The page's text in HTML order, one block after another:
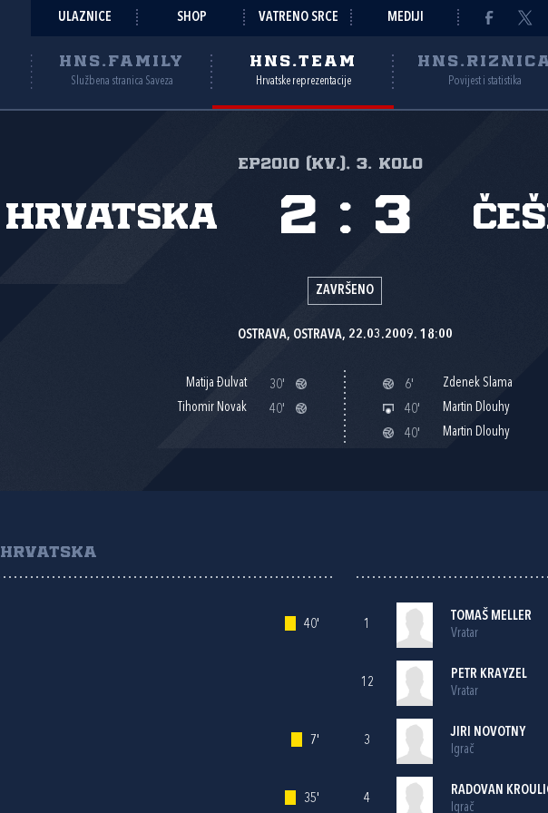
ULAZNICE SHOP VATRENO SRCE MEDIJI
HNS.FAMILY
Službena stranica Saveza
HNS.TEAM
Hrvatske reprezentacije Povijest i statistika
EP2010 (kv.), 3. kolo
Hrvatska 2 : 3
ZAVRŠENO
OSTRAVA, OSTRAVA, 22.03.2009. 18:00
Matija Đulvat
30'
Tihomir Novak
40'
6'
Zdenek Slama
40'
Martin Dlouhy
40'
Martin Dlouhy
HRVATSKA
40'
7'
35'
1
TOMAŠ MELLER
Vratar
12
PETR KRAYZEL
Vratar
3
JIRI NOVOTNY
Igrač
4
RADOVAN
Igrač